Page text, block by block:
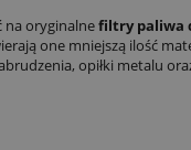
na oryginalnefiltry paliwa
one mniejszą ilość
opiłki metalu